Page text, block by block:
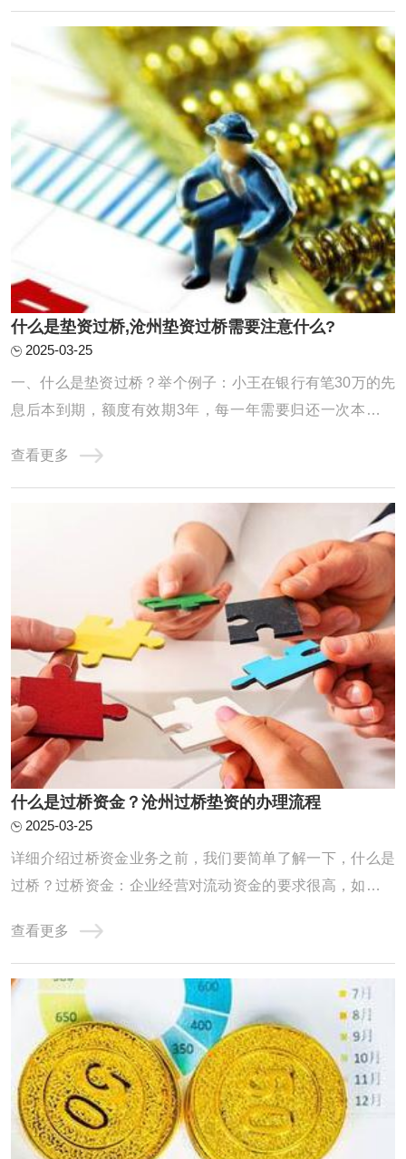
他共同债务人。共同债务：在某些情况下，个人债务可能转
化为共同债务。例如，根据《中华人民共和国 ...
什么是垫资过桥,沧州垫资过桥需要注意什么?
2025-03-25
一、什么是垫资过桥？举个例子：小王在银行有笔30万的先
息后本到期，额度有效期3年，每一年需要归还一次本金，
了20万，把30万还掉，第二天又从银行提款出来，还掉垫资
公司的20万，给了垫资公司1万的费用。小王从垫资公司短
期拆借一笔的行为就叫做垫资过桥，当然这只是 ...
查看更多
什么是过桥资金？沧州过桥垫资的办理流程
2025-03-25
详细介绍过桥资金业务之前，我们要简单了解一下，什么是
过桥？过桥资金：企业经营对流动资金的要求很高，如果企
要申请过桥资金应急。除企业外，个人也会有过桥资金的需
求，如房屋买卖。过桥业务：指老魏提供资金给上市公司，
或有业务需求的公司及个人，将此笔资金做一 ...
查看更多